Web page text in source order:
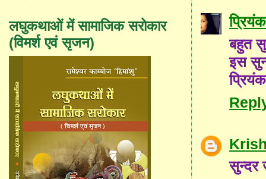
बहुत
इस
सुन्दर
लघुकथाओं में सामाजिक सरोकार
(विमर्श एवं सृजन)